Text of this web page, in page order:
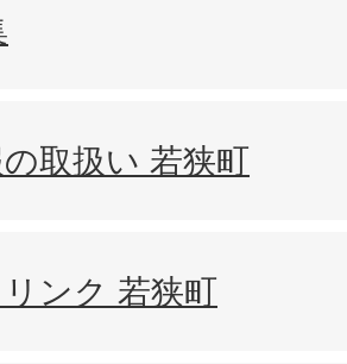
取扱い 若狭町
ンク 若狭町